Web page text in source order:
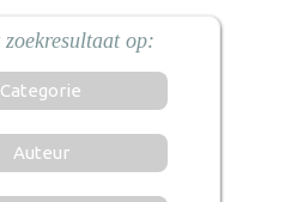
Categorie
Auteur